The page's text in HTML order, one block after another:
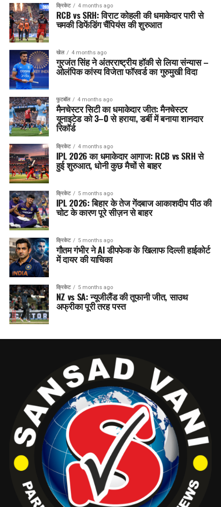
क्रिकेट 4 months ago
RCB vs SRH: विराट कोहली की धमाकेदार पारी से
चमकी डिफेंडिंग चैंपियंस की शुरुआत
खेल 4 months ago
गुरजंत सिंह ने अंतरराष्ट्रीय हॉकी से लिया संन्यास –
ओलंपिक कांस्य विजेता फॉरवर्ड का गुरुमुखी विदा
फुटबॉल 4 months ago
मैनचेस्टर सिटी का धमाकेदार जीत: मैनचेस्टर
यूनाइटेड को 3–0 से हराया, डर्बी में बनाया शानदार
रिकॉर्ड
क्रिकेट 4 months ago
IPL 2026 का धमाकेदार आगाज: RCB vs SRH से
हुई शुरुआत, धोनी कुछ मैचों से बाहर
क्रिकेट 5 months ago
IPL 2026: बिहार के तेज गेंदबाज आकाशदीप पीठ की
चोट के कारण पूरे सीज़न से बाहर
क्रिकेट 5 months ago
गौतम गंभीर ने AI डीपफेक के खिलाफ दिल्ली हाईकोर्ट
में दायर की याचिका
क्रिकेट 5 months ago
NZ vs SA: न्यूजीलैंड की तूफानी जीत, साउथ
अफ्रीका पूरी तरह पस्त